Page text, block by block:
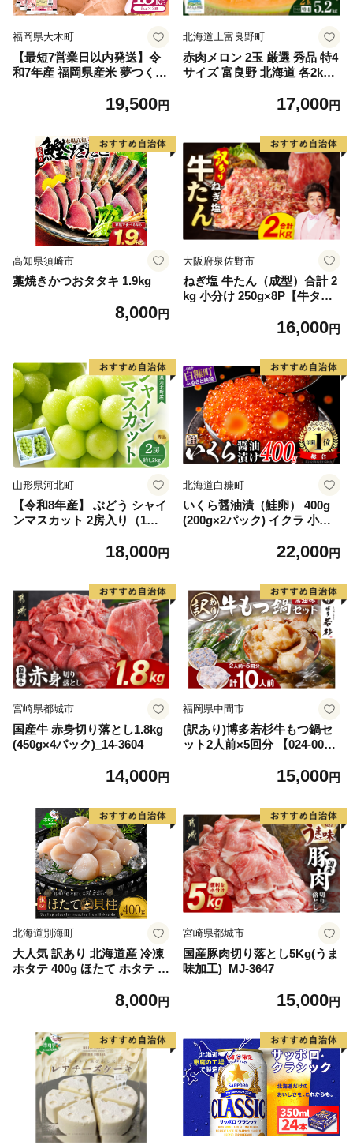
福岡県大木町
【最短7営業日以内発送】令
和7年産 福岡県産米 夢つくし
19,500円
北海道上富良野町
赤肉メロン 2玉 厳選 秀品 特4
サイズ 富良野 北海道 各2kg
富良野 メロン めろん 果物 く
17,000円
高知県須崎市
藁焼きかつおタタキ 1.9kg
8,000円
大阪府泉佐野市
ねぎ塩 牛たん（成型）合計 2
kg 小分け 250g×8P【牛タン
16,000円
山形県河北町
【令和8年産】 ぶどう シャイ
ンマスカット 2房入り（1房6
産【山形eLab】 ka074-023-r
18,000円
北海道白糠町
いくら醤油漬（鮭卵） 400g
(200g×2パック) イクラ 小分
くら醤油漬け 鮭 鮭卵 ikura
大好評品 北海道 白糠町
22,000円
宮崎県都城市
国産牛 赤身切り落とし1.8kg
(450g×4パック)_14-3604
14,000円
福岡県中間市
(訳あり)博多若杉牛もつ鍋セ
ット2人前×5回分 【024-002
15,000円
北海道別海町
大人気 訳あり 北海道産 冷凍
ホタテ 400g ほたて ホタテ 帆
8,000円
宮崎県都城市
国産豚肉切り落とし5Kg(うま
味加工)_MJ-3647
15,000円